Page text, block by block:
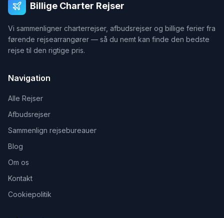
Billige Charter Rejser
Vi sammenligner charterrejser, afbudsrejser og billige ferier fra
førende rejsearrangører — så du nemt kan finde den bedste
rejse til den rigtige pris.
Navigation
Alle Rejser
Afbudsrejser
Sammenlign rejsebureauer
Blog
Om os
Kontakt
Cookiepolitik